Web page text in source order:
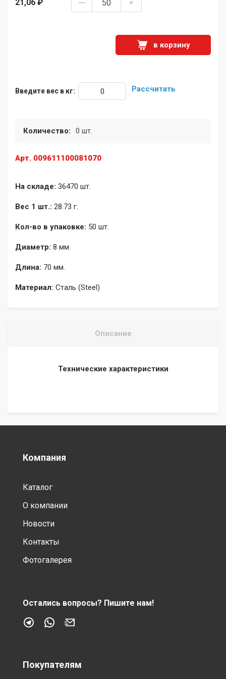
Арт. 009611100081070
На складе: 36470 шт.
Вес 1 шт.: 28.73 г.
Кол-во в упаковке: 50 шт.
Диаметр: 8 мм.
Длина: 70 мм.
Материал: Сталь (Steel)
21,06 ₽
в корзину
Введите вес в кг: Рассчитать
Количество: 0 шт.
Описание
Технические характеристики
Компания
Каталог
О компании
Новости
Контакты
Фотогалерея
Остались вопросы? Пишите нам!
Покупателям